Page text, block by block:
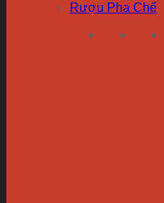
Rượu Pha Chế